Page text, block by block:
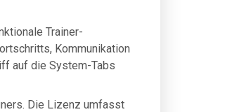
Trainer-
Kommunikation
auf die System-Tabs
Die Lizenz umfasst